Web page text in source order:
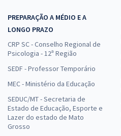
PREPARAÇÃO A MÉDIO E A
LONGO PRAZO
CRP SC - Conselho Regional de
Psicologia - 12ª Região
SEDF - Professor Temporário
MEC - Ministério da Educação
SEDUC/MT - Secretaria de
Estado de Educação, Esporte e
Lazer do estado de Mato
Grosso